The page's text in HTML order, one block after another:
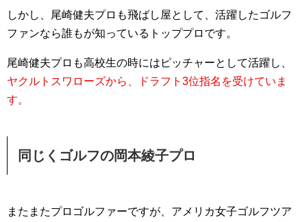
しかし、尾崎健夫プロも飛ばし屋として、活躍したゴルフ
ファンなら誰もが知っているトッププロです。
尾崎健夫プロも高校生の時にはピッチャーとして活躍し、
ヤクルトスワローズから、ドラフト3位指名を受けていま
す。
同じくゴルフの岡本綾子プロ
またまたプロゴルファーですが、アメリカ女子ゴルフツア